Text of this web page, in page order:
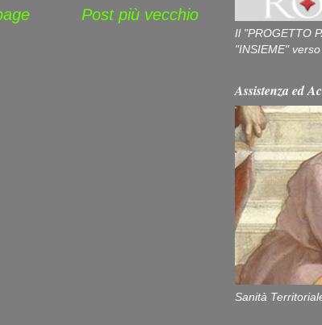
Post più vecchio
Il "PROGETTO
"INSIEME"
Assistenza ed
Sanità